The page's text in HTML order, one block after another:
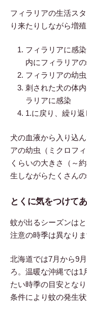
フィラリアの生活ス
り来たりしながら増殖
フィラリアに感
内にフィラリア
フィラリアの幼
刺された犬の体
ラリアに感染
1.に戻り、繰り返
犬の血液から入り込
アの幼虫（ミクロフ
くらいの大きさ（～
生しながらたくさんの
とくに気をつけて
蚊が出るシーズンは
注意の時季は異なりま
北海道では7月から9
ろ。温暖な沖縄では1
たい時季の目安とな
条件により蚊の発生状